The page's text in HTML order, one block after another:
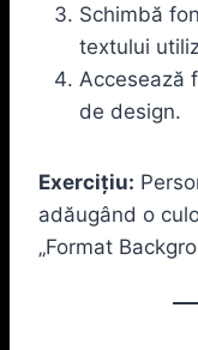
Schimbă
textului
Accesează
de design.
Exercițiu:
adăugând o
„Format